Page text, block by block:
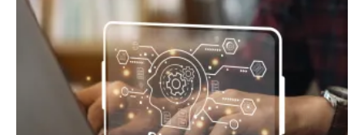
Aston Martin Valiant: على هوى الأبطال